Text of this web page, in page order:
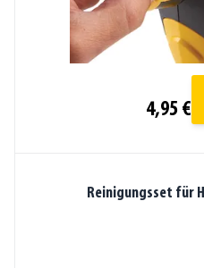
4,95 €
Reinigungsset für